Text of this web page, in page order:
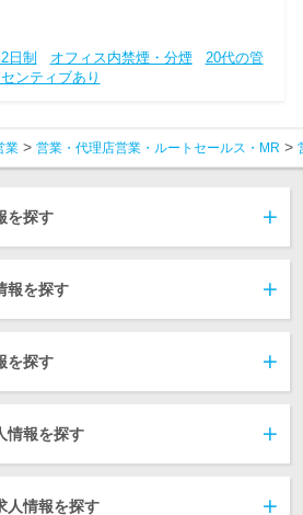
日制 オフィス内禁煙・分煙
20代の管
ンティブあり
業 営業・代理店営業・ルートセールス・MR
を探す
報を探す
を探す
情報を探す
人情報を探す